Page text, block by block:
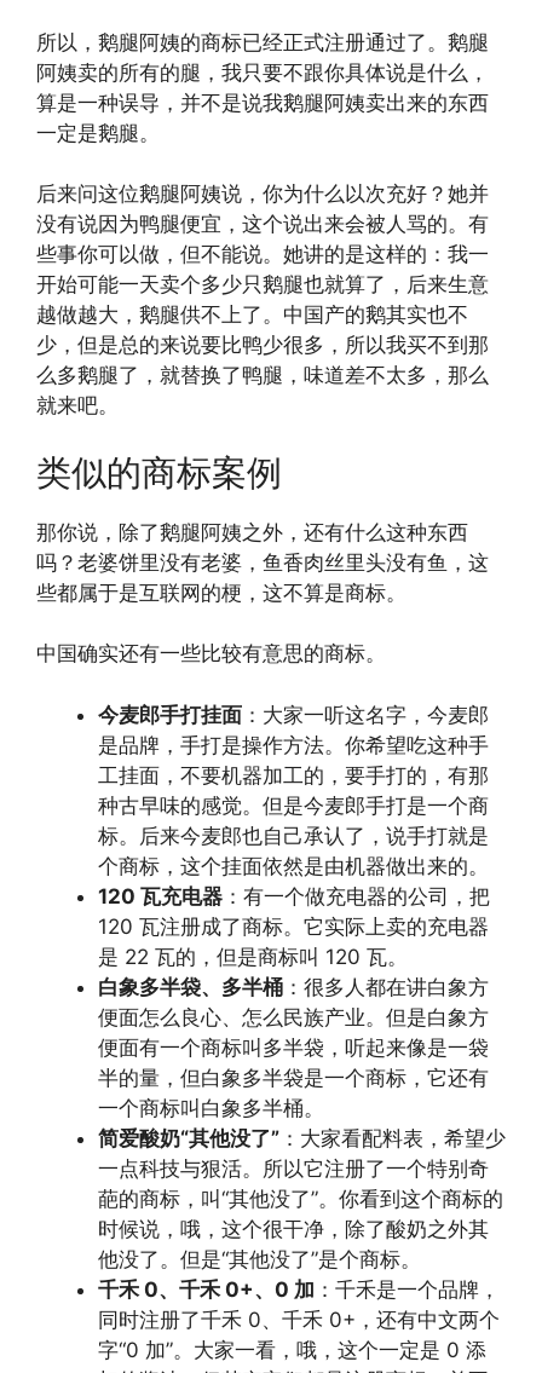
所以，鹅腿阿姨的商标已经正式注册通过了。鹅腿
阿姨卖的所有的腿，我只要不跟你具体说是什么，
算是一种误导，并不是说我鹅腿阿姨卖出来的东西
一定是鹅腿。
后来问这位鹅腿阿姨说，你为什么以次充好？她并
没有说因为鸭腿便宜，这个说出来会被人骂的。有
些事你可以做，但不能说。她讲的是这样的：我一
开始可能一天卖个多少只鹅腿也就算了，后来生意
越做越大，鹅腿供不上了。中国产的鹅其实也不
少，但是总的来说要比鸭少很多，所以我买不到那
么多鹅腿了，就替换了鸭腿，味道差不太多，那么
就来吧。
类似的商标案例
那你说，除了鹅腿阿姨之外，还有什么这种东西
吗？老婆饼里没有老婆，鱼香肉丝里头没有鱼，这
些都属于是互联网的梗，这不算是商标。
中国确实还有一些比较有意思的商标。
今麦郎手打挂面 ：大家一听这名字，今麦郎
是品牌，手打是操作方法。你希望吃这种手
工挂面，不要机器加工的，要手打的，有那
种古早味的感觉。但是今麦郎手打是一个商
标。后来今麦郎也自己承认了，说手打就是
个商标，这个挂面依然是由机器做出来的。
120 瓦充电器 ：有一个做充电器的公司，把
120 瓦注册成了商标。它实际上卖的充电器
是 22 瓦的，但是商标叫 120 瓦。
白象多半袋、多半桶 ：很多人都在讲白象方
便面怎么良心、怎么民族产业。但是白象方
便面有一个商标叫多半袋，听起来像是一袋
半的量，但白象多半袋是一个商标，它还有
一个商标叫白象多半桶。
简爱酸奶“其他没了” ：大家看配料表，希望少
一点科技与狠活。所以它注册了一个特别奇
葩的商标，叫“其他没了”。你看到这个商标的
时候说，哦，这个很干净，除了酸奶之外其
他没了。但是“其他没了”是个商标。
千禾 0、千禾 0+、0 加 ：千禾是一个品牌，
同时注册了千禾 0、千禾 0+，还有中文两个
字“0 加”。大家一看，哦，这个一定是 0 添